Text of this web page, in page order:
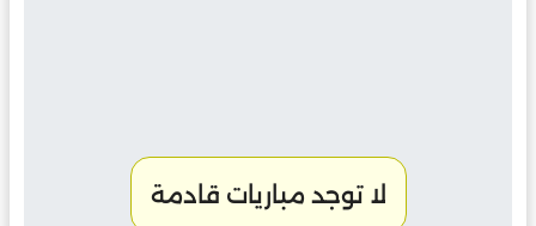
لا توجد مباريات قادمة